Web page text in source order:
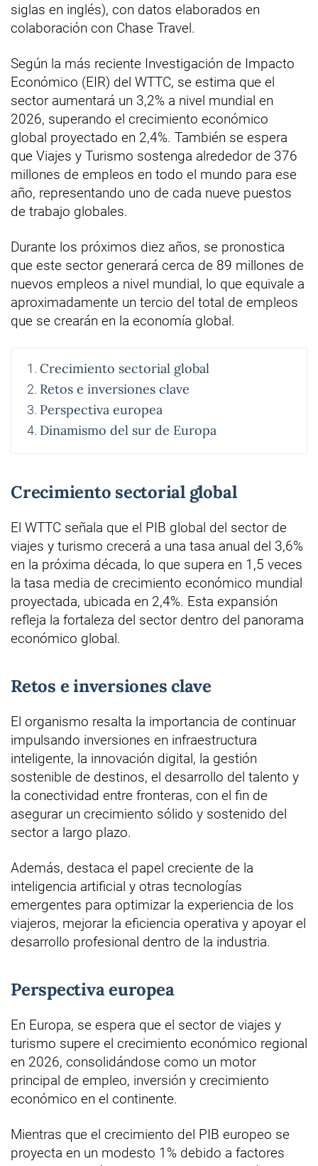
siglas en inglés), con datos elaborados en
colaboración con Chase Travel.
Según la más reciente Investigación de Impacto
Económico (EIR) del WTTC, se estima que el
sector aumentará un 3,2% a nivel mundial en
2026, superando el crecimiento económico
global proyectado en 2,4%. También se espera
que Viajes y Turismo sostenga alrededor de 376
millones de empleos en todo el mundo para ese
año, representando uno de cada nueve puestos
de trabajo globales.
Durante los próximos diez años, se pronostica
que este sector generará cerca de 89 millones de
nuevos empleos a nivel mundial, lo que equivale a
aproximadamente un tercio del total de empleos
que se crearán en la economía global.
Crecimiento sectorial global
Retos e inversiones clave
Perspectiva europea
Dinamismo del sur de Europa
Crecimiento sectorial global
El WTTC señala que el PIB global del sector de
viajes y turismo crecerá a una tasa anual del 3,6%
en la próxima década, lo que supera en 1,5 veces
la tasa media de crecimiento económico mundial
proyectada, ubicada en 2,4%. Esta expansión
refleja la fortaleza del sector dentro del panorama
económico global.
Retos e inversiones clave
El organismo resalta la importancia de continuar
impulsando inversiones en infraestructura
inteligente, la innovación digital, la gestión
sostenible de destinos, el desarrollo del talento y
la conectividad entre fronteras, con el fin de
asegurar un crecimiento sólido y sostenido del
sector a largo plazo.
Además, destaca el papel creciente de la
inteligencia artificial y otras tecnologías
emergentes para optimizar la experiencia de los
viajeros, mejorar la eficiencia operativa y apoyar el
desarrollo profesional dentro de la industria.
Perspectiva europea
En Europa, se espera que el sector de viajes y
turismo supere el crecimiento económico regional
en 2026, consolidándose como un motor
principal de empleo, inversión y crecimiento
económico en el continente.
Mientras que el crecimiento del PIB europeo se
proyecta en un modesto 1% debido a factores